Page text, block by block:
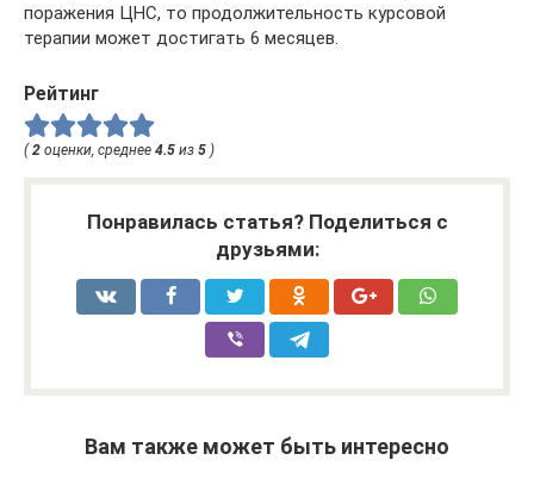
поражения ЦНС, то продолжительность курсовой
терапии может достигать 6 месяцев.
Рейтинг
( 2 оценки, среднее 4.5 из 5 )
Понравилась статья? Поделиться с
друзьями:
Вам также может быть интересно